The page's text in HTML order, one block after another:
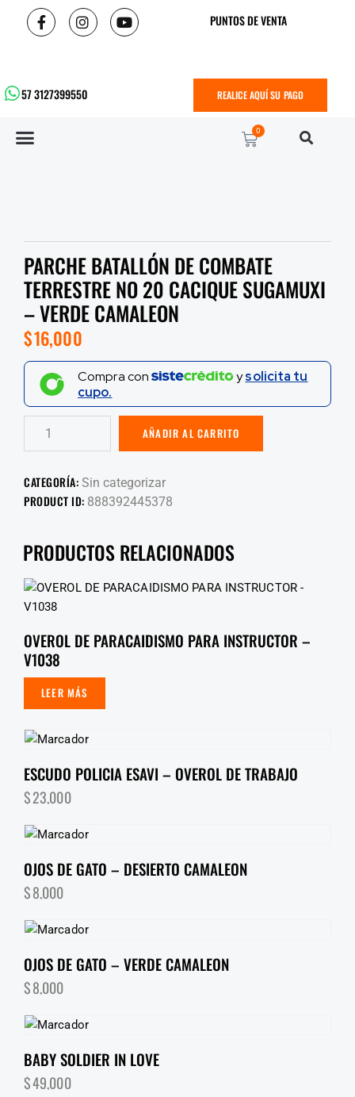
PUNTOS DE VENTA
57 3127399550 REALICE AQUÍ SU PAGO
0
PARCHE BATALLÓN DE COMBATE
TERRESTRE NO 20 CACIQUE SUGAMUXI
– VERDE CAMALEON
$16,000
Compra con ysolicita tu
cupo.
AÑADIR AL CARRITO
CATEGORÍA: Sin categorizar
PRODUCT ID: 888392445378
PRODUCTOS RELACIONADOS
OVEROL DE PARACAIDISMO PARA INSTRUCTOR –
V1038
LEER MÁS
ESCUDO POLICIA ESAVI – OVEROL DE TRABAJO
$23,000
OJOS DE GATO – DESIERTO CAMALEON
$8,000
OJOS DE GATO – VERDE CAMALEON
$8,000
BABY SOLDIER IN LOVE
$49,000